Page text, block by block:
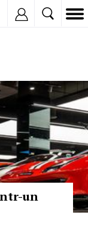
un